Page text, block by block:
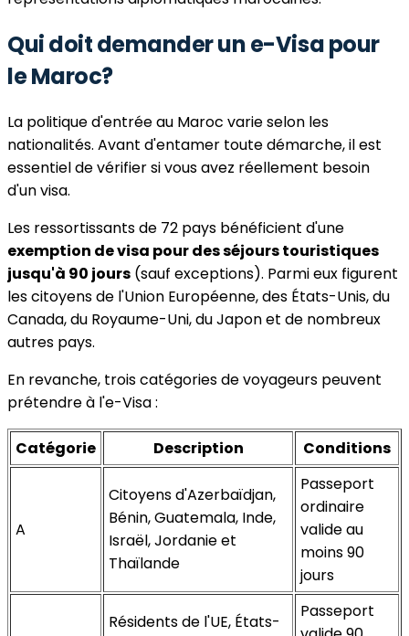
Qui doit demander un e-Visa pour
le Maroc?
La politique d'entrée au Maroc varie selon les
nationalités. Avant d'entamer toute démarche, il est
essentiel de vérifier si vous avez réellement besoin
d'un visa.
Les ressortissants de 72 pays bénéficient d'une
exemption de visa pour des séjours touristiques
jusqu'à 90 jours (sauf exceptions). Parmi eux figurent
les citoyens de l'Union Européenne, des États-Unis, du
Canada, du Royaume-Uni, du Japon et de nombreux
autres pays.
En revanche, trois catégories de voyageurs peuvent
prétendre à l'e-Visa :
Catégorie Description Conditions
A
Citoyens d'Azerbaïdjan,
Bénin, Guatemala, Inde,
Israël, Jordanie et
Thaïlande
Passeport
ordinaire
valide au
moins 90
jours
Résidents de l'UE, États-
Passeport